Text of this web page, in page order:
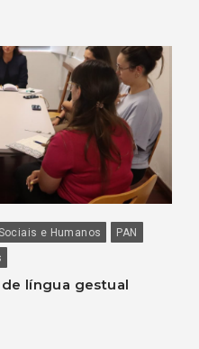
e Humanos
PAN
língua gestual